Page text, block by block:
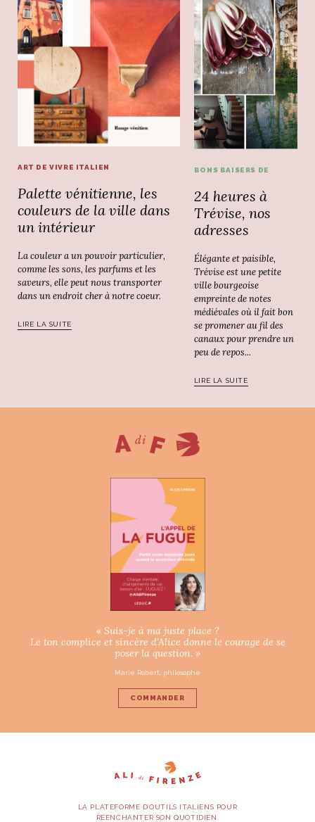
ART DE VIVRE ITALIEN
Palette vénitienne, les
couleurs de la ville dans
un intérieur
La couleur a un pouvoir particulier,
comme les sons, les parfums et les
saveurs, elle peut nous transporter
dans un endroit cher à notre coeur.
LIRE LA SUITE
BONS BAISERS DE
24 heures à
Trévise, nos
adresses
Élégante et paisible,
Trévise est une petite
ville bourgeoise
empreinte de notes
médiévales où il fait bon
se promener au fil des
canaux pour prendre un
peu de repos...
LIRE LA SUITE
« Suis-je à ma juste place ?
Le ton complice et sincère d’Alice donne le courage de se
poser la question. »
Marie Robert, philosophe
COMMANDER
LA PLATEFORME D’OUTILS ITALIENS POUR
RÉENCHANTER SON QUOTIDIEN.